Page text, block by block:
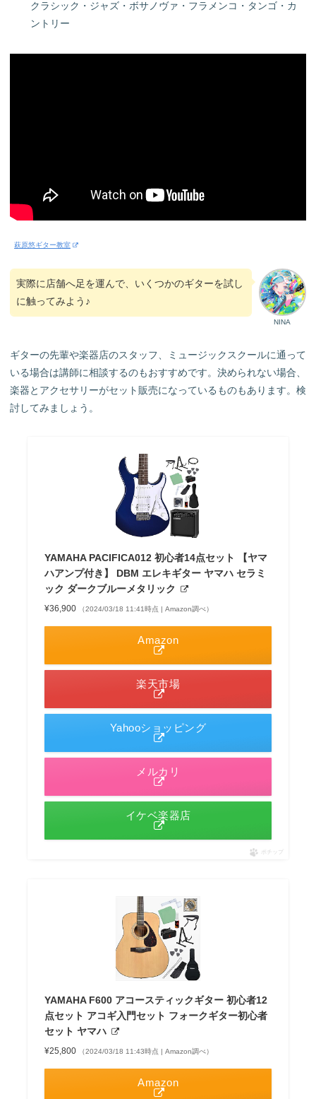
クラシック・ジャズ・ボサノヴァ・フラメンコ・タンゴ・カ
ントリー
萩原悠ギター教室
NINA
実際に店舗へ足を運んで、いくつかのギターを試し
に触ってみよう♪
ギターの先輩や楽器店のスタッフ、ミュージックスクールに通って
いる場合は講師に相談するのもおすすめです。決められない場合、
楽器とアクセサリーがセット販売になっているものもあります。検
討してみましょう。
YAMAHA PACIFICA012 初心者14点セット 【ヤマ
ハアンプ付き】 DBM エレキギター ヤマハ セラミ
ック ダークブルーメタリック
¥36,900 （2024/03/18 11:41時点 | Amazon調べ）
Amazon
楽天市場
Yahooショッピング
メルカリ
イケベ楽器店
ポチップ
YAMAHA F600 アコースティックギター 初心者12
点セット アコギ入門セット フォークギター初心者
セット ヤマハ
¥25,800 （2024/03/18 11:43時点 | Amazon調べ）
Amazon